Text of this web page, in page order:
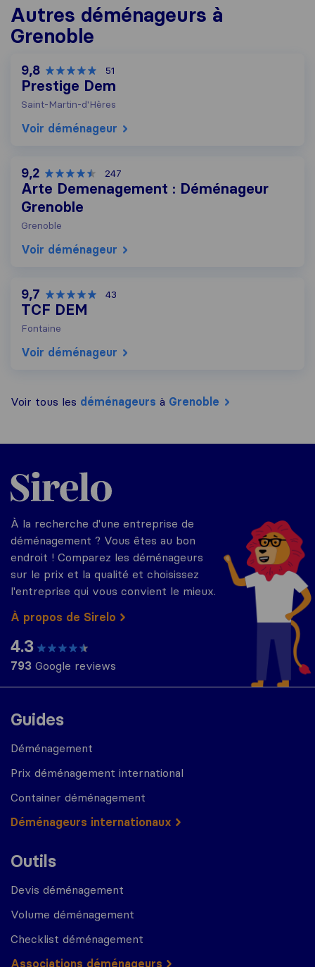
Autres déménageurs à
Grenoble
9,8 51
Prestige Dem
Saint-Martin-d'Hères
Voir déménageur
9,2 247
Arte Demenagement : Déménageur
Grenoble
Grenoble
Voir déménageur
9,7 43
TCF DEM
Fontaine
Voir déménageur
Voir tous les déménageurs à Grenoble
Guides
Déménagement
Prix déménagement international
Container déménagement
Déménageurs internationaux
Outils
Devis déménagement
Volume déménagement
Checklist déménagement
Associations déménageurs
Sirelo.fr
À la recherche d'une entreprise de
déménagement ? Vous êtes au bon
endroit ! Comparez les déménageurs
sur le prix et la qualité et choisissez
l'entreprise qui vous convient le mieux.
À propos de Sirelo
4.3
793 Google reviews